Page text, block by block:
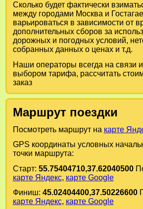
Сколько будет фактически
между городами Москваи
варьироваться в зависимости от
дополнительных сборов за
дорожных и погодных условий,
собранных данных о ценах и т.д.
Наши операторы всегда на связи
выбором тарифа, рассчитать
заказ
Маршрут поездки
Посмотреть маршрут на карте
GPS координаты условных
точки маршрута:
Старт: 55.75404710,37.62040500
карте Яндекс, карте Google
Финиш: 45.02404400,37.50226600
карте Яндекс, карте Google